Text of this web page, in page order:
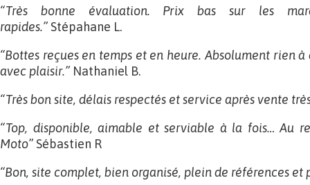
“Très bonne évaluation. Prix bas sur les
rapides.” Stépahane L.
“Bottes reçues en temps et en heure. Absolument rien
avec plaisir.” Nathaniel B.
“Très bon site, délais respectés et service après vente
“Top, disponible, aimable et serviable à la fois… Au
Moto” Sébastien R
“Bon, site complet, bien organisé, plein de références et